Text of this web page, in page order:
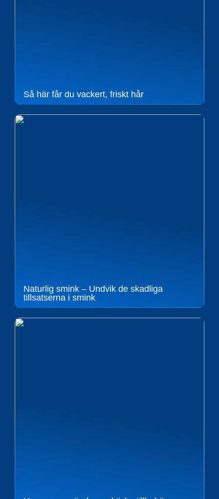
Så här får du vackert, friskt hår
Naturlig smink – Undvik de skadliga
tillsatserna i smink